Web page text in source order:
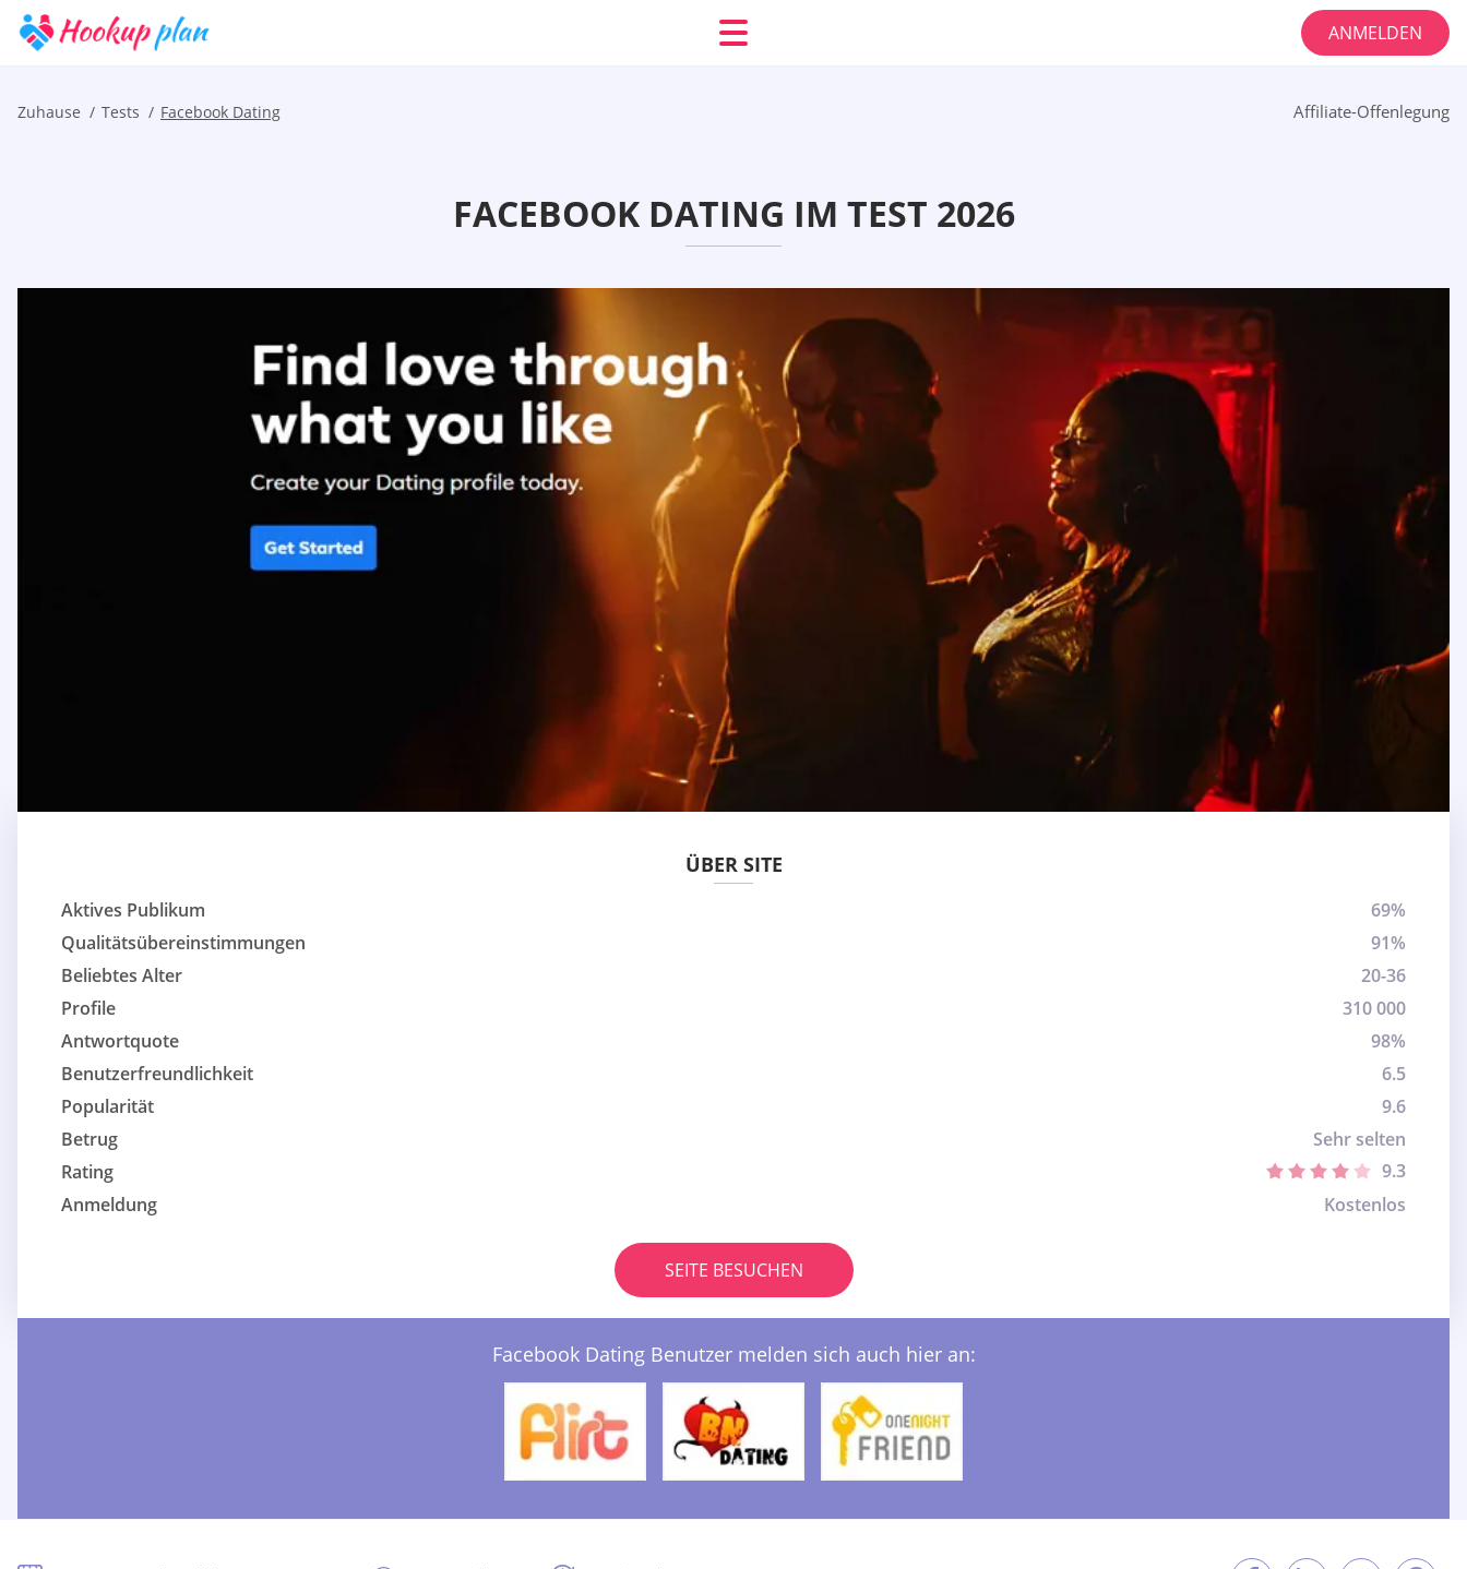
ANMELDEN
Zuhause Tests Facebook Dating Affiliate-Offenlegung
FACEBOOK DATING IM TEST 2026
ÜBER SITE
Aktives Publikum
69%
Qualitätsübereinstimmungen
91%
Beliebtes Alter
20-36
Profile
310 000
Antwortquote
98%
Benutzerfreundlichkeit
6.5
Popularität
9.6
Betrug
Sehr selten
Rating
9.3
Anmeldung
Kostenlos
SEITE BESUCHEN
Facebook Dating Benutzer melden sich auch hier an: